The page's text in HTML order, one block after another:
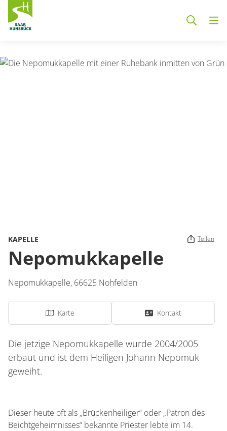
KAPELLE Teilen
Nepomukkapelle
Nepomukkapelle, 66625 Nohfelden
Karte Kontakt
Die jetzige Nepomukkapelle wurde 2004/2005
erbaut und ist dem Heiligen Johann Nepomuk
geweiht.
Dieser heute oft als „Brückenheiliger“ oder „Patron des
Beichtgeheimnisses“ bekannte Priester lebte im 14.